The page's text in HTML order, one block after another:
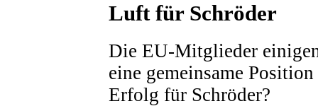
Luft für Schröder
Die EU-Mitglieder
eine gemeinsame
Erfolg für Schröder?